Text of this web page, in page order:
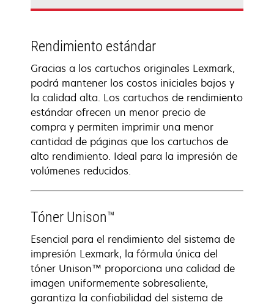
Rendimiento estándar
Gracias a los cartuchos originales Lexmark,
podrá mantener los costos iniciales bajos y
la calidad alta. Los cartuchos de rendimiento
estándar ofrecen un menor precio de
compra y permiten imprimir una menor
cantidad de páginas que los cartuchos de
alto rendimiento. Ideal para la impresión de
volúmenes reducidos.
Tóner Unison™
Esencial para el rendimiento del sistema de
impresión Lexmark, la fórmula única del
tóner Unison™ proporciona una calidad de
imagen uniformemente sobresaliente,
garantiza la confiabilidad del sistema de